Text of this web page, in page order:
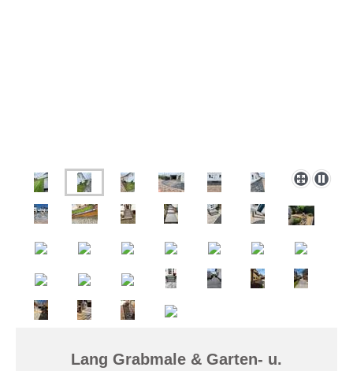
Lang Grabmale & Garten- u.